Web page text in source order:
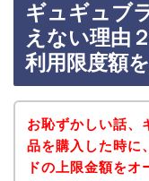
ギュギュブ
えない理由
利用限度額
お恥ずかしい話、
品を購入した時に
ドの上限金額を